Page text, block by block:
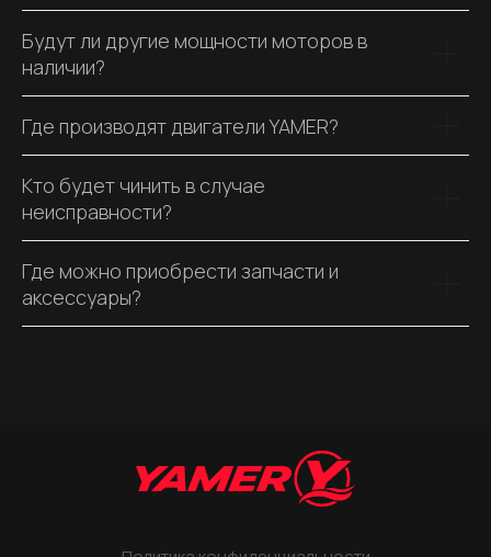
Будут ли другие мощности моторов в
наличии?
Где производят двигатели YAMER?
Кто будет чинить в случае
неисправности?
Где можно приобрести запчасти и
аксессуары?